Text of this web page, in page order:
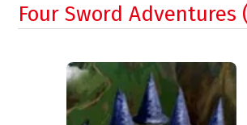
Four Sword Adventures